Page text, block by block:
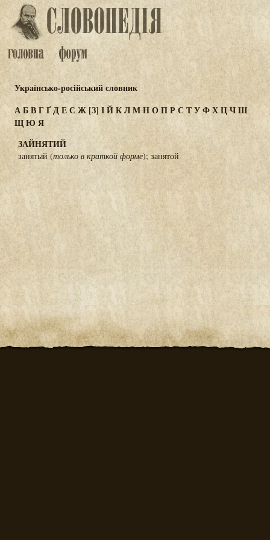
Українсько-російський словник
АБВГҐДЕЄ Ж[З] ІЙКЛМНОПР С ТУФХЦЧШ
ЩЮ Я
ЗАЙНЯТИЙ
занятый (только в краткой форме); занятой